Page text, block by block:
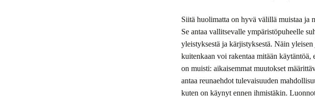
Siitä huolimatta on hyvä välillä muistaa ja
Se antaa vallitsevalle ympäristöpuheelle
yleistyksestä ja kärjistyksestä. Näin
kuitenkaan voi rakentaa mitään
on muisti: aikaisemmat muutokset
antaa reunaehdot tulevaisuuden
kuten on käynyt ennen ihmistäkin.